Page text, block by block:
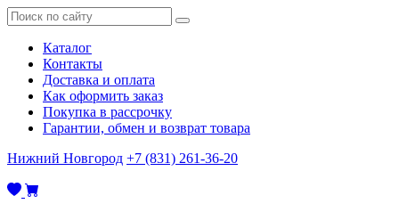
Каталог
Контакты
Доставка и оплата
Как оформить заказ
Покупка в рассрочку
Гарантии, обмен и возврат товара
Нижний Новгород +7 (831) 261-36-20